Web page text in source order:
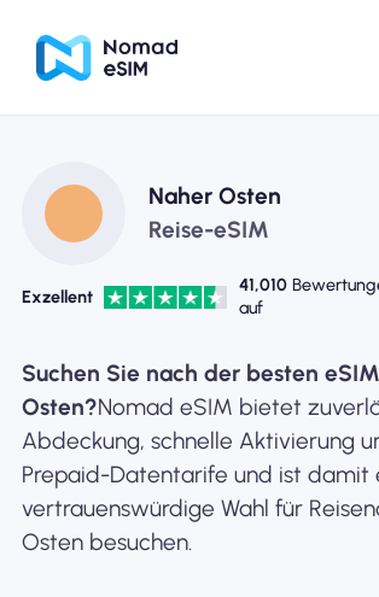
Anmelden /
Registrieren
Shop-Tarife
Über eSIM
Naher Osten
Reise-eSIM
Exzellent
41,010
auf
Suchen Sie nach der besten
Osten?Nomad eSIM bietet
Abdeckung, schnelle Aktivierung
Prepaid-Datentarife und ist damit
vertrauenswürdige Wahl für
Osten besuchen.